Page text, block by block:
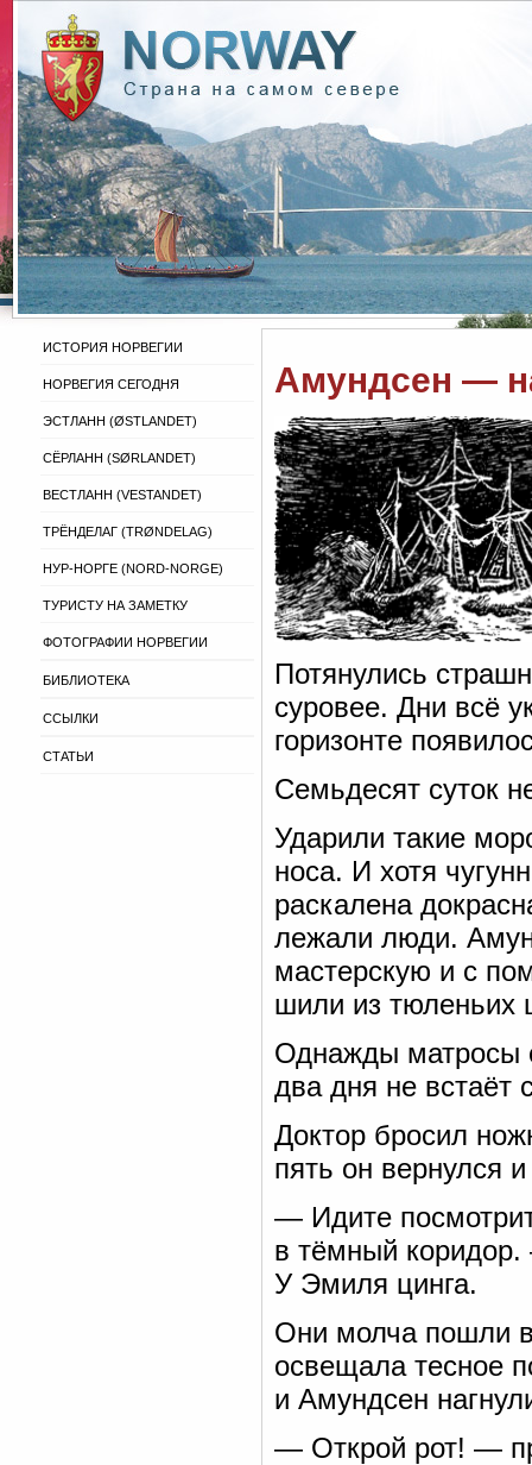
ИСТОРИЯ НОРВЕГИИ
НОРВЕГИЯ СЕГОДНЯ
ЭСТЛАНН (ØSTLANDET)
СЁРЛАНН (SØRLANDET)
ВЕСТЛАНН (VESTANDET)
ТРЁНДЕЛАГ (TRØNDELAG)
НУР-НОРГЕ (NORD-NORGE)
ТУРИСТУ НА ЗАМЕТКУ
ФОТОГРАФИИ НОРВЕГИИ
БИБЛИОТЕКА
ССЫЛКИ
СТАТЬИ
Амундсен —
Потянулись
суровее. Дни всё
горизонте
Семьдесят суток
Ударили такие
носа. И хотя
раскалена
лежали люди.
мастерскую и с
шили из тюленьих
Однажды матросы
два дня не встаёт
Доктор бросил
пять он вернулся
— Идите
в тёмный
У Эмиля цинга.
Они молча пошли
освещала тесное
и Амундсен
— Открой рот! —